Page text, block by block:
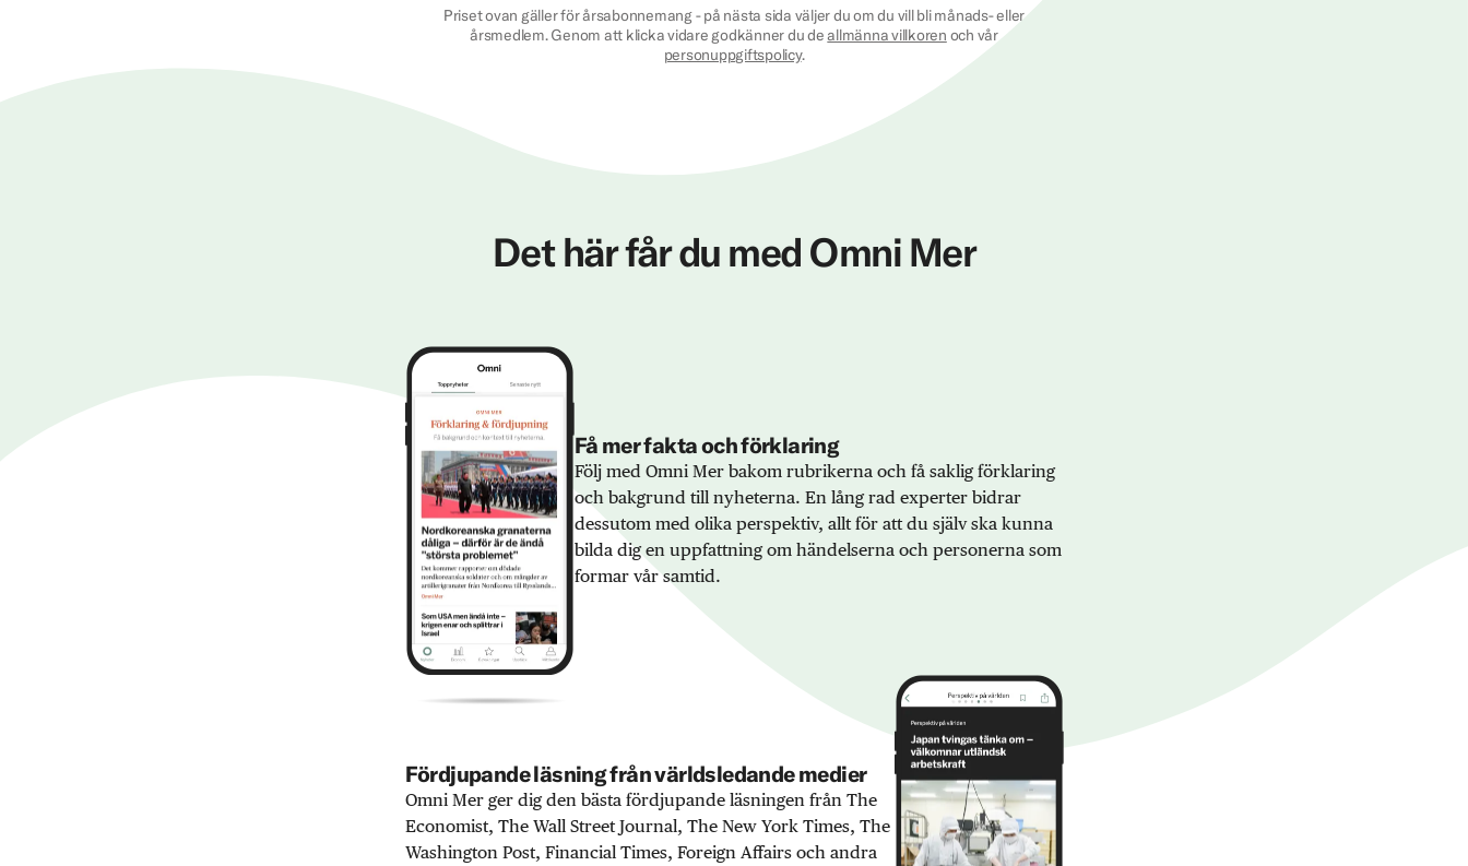
Priset ovan gäller för årsabonnemang - på nästa sida väljer du om du vill bli månads- eller
årsmedlem. Genom att klicka vidare godkänner du deallmänna villkoren och vår
personuppgiftspolicy.
Det här får du med Omni Mer
Få mer fakta och förklaring
Följ med Omni Mer bakom rubrikerna och få saklig förklaring
och bakgrund till nyheterna. En lång rad experter bidrar
dessutom med olika perspektiv, allt för att du själv ska kunna
bilda dig en uppfattning om händelserna och personerna som
formar vår samtid.
Fördjupande läsning från världsledande medier
Omni Mer ger dig den bästa fördjupande läsningen från The
Economist, The Wall Street Journal, The New York Times, The
Washington Post, Financial Times, Foreign Affairs och andra